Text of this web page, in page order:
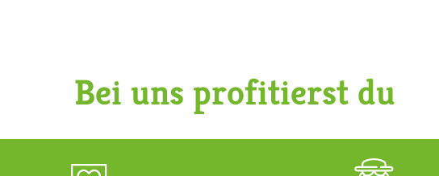
Bei uns profitierst du